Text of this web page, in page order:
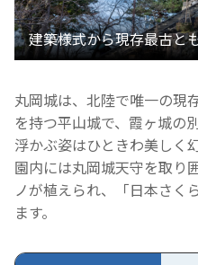
丸岡城は、北陸で唯一の現
を持つ平山城で、霞ヶ城の
浮かぶ姿はひときわ美しく
園内には丸岡城天守を取り
ノが植えられ、「日本さく
ます。